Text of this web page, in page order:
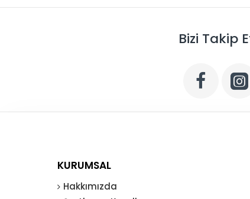
Bizi Takip
KURUMSAL
Hakkımızda